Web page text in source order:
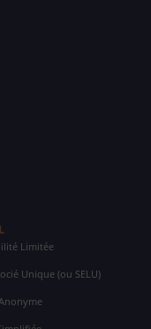
Limitée
Unique (ou SELU)